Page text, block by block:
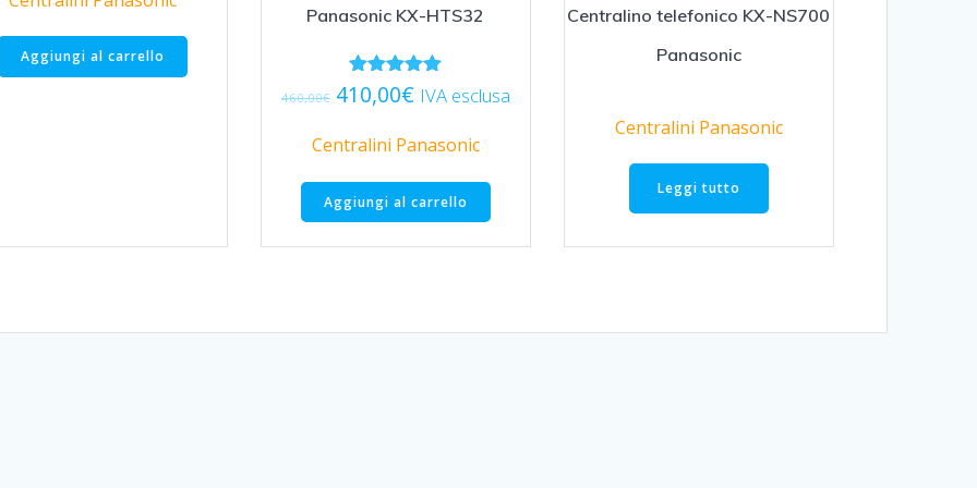
1.100,00€.724,00€.
Aggiungi al carrello
Panasonic KX-HTS32
Valutato
5.00
460,00€ Il
originale
460,00€.
410,00€Il
attuale
410,00€.
IVA esclusa
Centralini Panasonic
Aggiungi al carrello
Centralino telefonico KX-NS700
Panasonic
Centralini Panasonic
Leggi tutto